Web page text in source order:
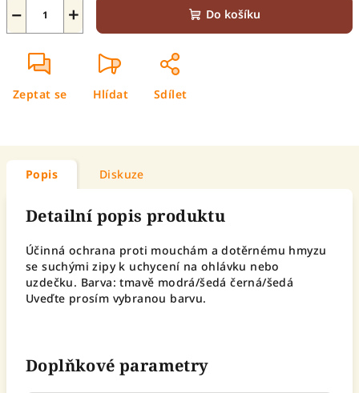
+
− Do košíku
Zeptat se Hlídat Sdílet
Popis Diskuze
Detailní popis produktu
Účinná ochrana proti mouchám a dotěrnému hmyzu
se suchými zipy k uchycení na ohlávku nebo
uzdečku. Barva: tmavě modrá/šedá černá/šedá
Uveďte prosím vybranou barvu.
Doplňkové parametry